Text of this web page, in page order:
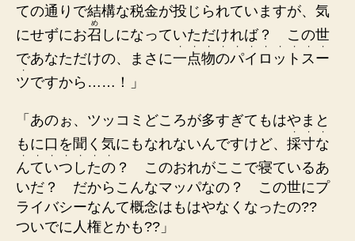
ての通りで結構な税金が投じられていますが、気
にせずにお召
め
しになっていただければ？ この世
であなただけの、まさに一
・
点
・
物
・
の
・
パ
・
イ
・
ロ
・
ッ
・
ト
・
ス
・
ー
・
ツ
・
ですから……！」
「あのぉ、ツッコミどころが多すぎてもはやまと
もに口を聞く気にもなれないんですけど、 採
・
寸
・
な
・
ん
・
て
・
い
・
つ
・
し
・
た
・
の
・
？ このおれがここで寝ているあ
いだ？ だからこんなマッパなの？ この世にプ
ライバシーなんて概念はもはやなくなったの??
ついでに人権とかも??」